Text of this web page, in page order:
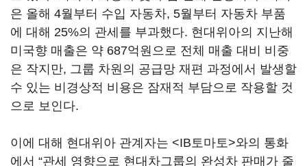
은 올해 4월부터 수입 자동차, 5월부터 자동차 부품
에 대해 25%의 관세를 부과했다. 현대위아의 지난해
미국향 매출은 약 687억원으로 전체 매출 대비 비중
은 작지만, 그룹 차원의 공급망 재편 과정에서 발생할
수 있는 비경상적 비용은 잠재적 부담으로 작용할 것
으로 보인다.
이에 대해 현대위아 관계자는 <IB토마토>와의 통화
에서 “관세 영향으로 현대차그룹의 완성차 판매가 줄